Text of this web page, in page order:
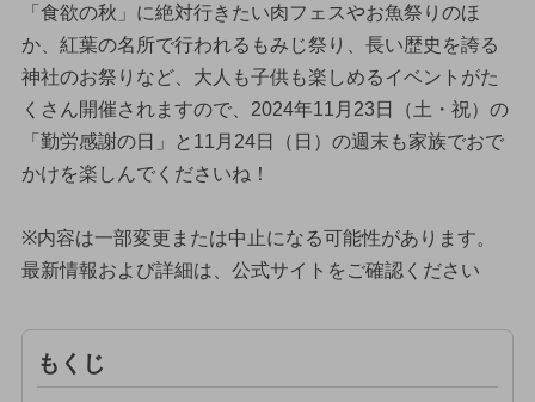
「食欲の秋」に絶対行きたい肉フェスやお魚祭りのほ
か、紅葉の名所で行われるもみじ祭り、長い歴史を誇る
神社のお祭りなど、大人も子供も楽しめるイベントがた
くさん開催されますので、2024年11月23日（土・祝）の
「勤労感謝の日」と11月24日（日）の週末も家族でおで
かけを楽しんでくださいね！
※内容は一部変更または中止になる可能性があります。
最新情報および詳細は、公式サイトをご確認ください
もくじ